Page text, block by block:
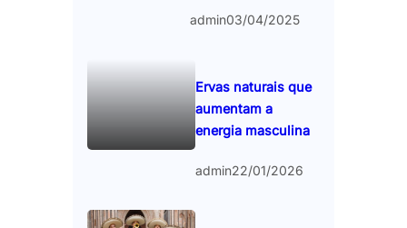
admin03/04/2025
Ervas naturais que
aumentam a
energia masculina
admin22/01/2026